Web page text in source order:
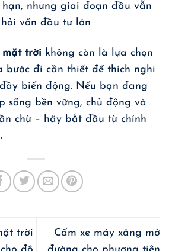
nhưng giai đoạn đầu vẫn
vốn đầu tư lớn
mặt trời không còn là lựa chọn
bước đi cần thiết để thích nghi
biến động. Nếu bạn đang
sống bền vững, chủ động và
chừ – hãy bắt đầu từ chính
trời
Cấm xe máy xăng mở